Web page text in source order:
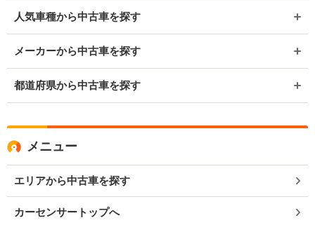
人気車種から中古車を探す
メーカーから中古車を探す
都道府県から中古車を探す
メニュー
エリアから中古車を探す
カーセンサートップへ